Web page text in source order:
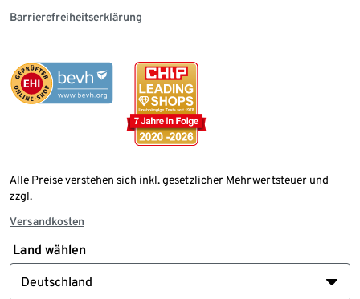
Barrierefreiheitserklärung
Alle Preise verstehen sich inkl. gesetzlicher Mehrwertsteuer und
zzgl.
Versandkosten
Land wählen
Deutschland